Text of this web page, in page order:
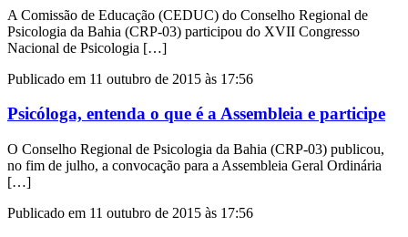
A Comissão de Educação (CEDUC) do Conselho Regional de
Psicologia da Bahia (CRP-03) participou do XVII Congresso
Nacional de Psicologia […]
Publicado em 11 outubro de 2015 às 17:56
Psicóloga, entenda o que é a Assembleia e participe
O Conselho Regional de Psicologia da Bahia (CRP-03) publicou,
no fim de julho, a convocação para a Assembleia Geral Ordinária
[…]
Publicado em 11 outubro de 2015 às 17:56